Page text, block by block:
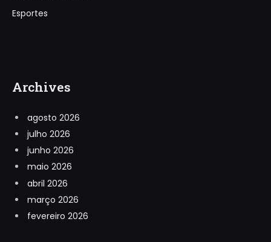
Esportes
Archives
agosto 2026
julho 2026
junho 2026
maio 2026
abril 2026
março 2026
fevereiro 2026